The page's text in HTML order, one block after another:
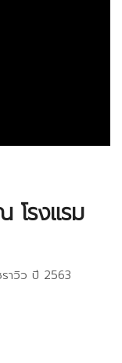
โรงแรม
าวิว ปี 2563